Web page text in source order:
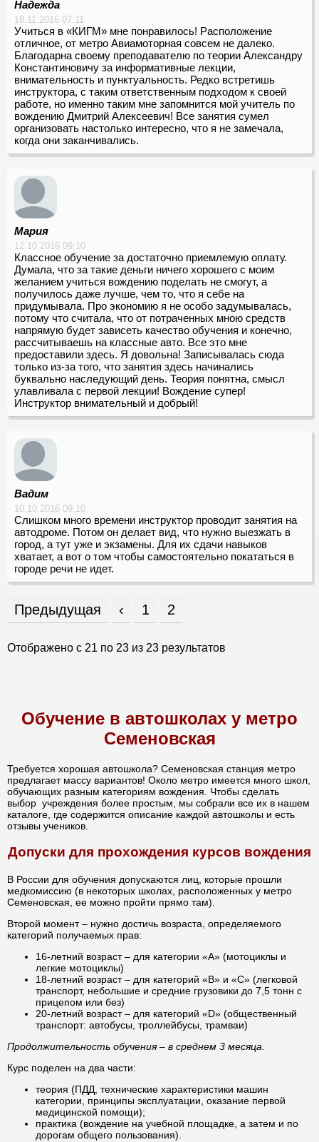
Надежда
18.11.2016 07:11
Учиться в «КИГМ» мне понравилось! Расположение
отличное, от метро Авиамоторная совсем не далеко.
Благодарна своему преподавателю по теории Александру
Константиновичу за информативные лекции,
внимательность и пунктуальность. Редко встретишь
инструктора, с таким ответственным подходом к своей
работе, но именно таким мне запомнится мой учитель по
вождению Дмитрий Алексеевич! Все занятия сумел
организовать настолько интересно, что я не замечала,
когда они заканчивались.
Мария
12.10.2016 09:10
Классное обучение за достаточно приемлемую оплату.
Думала, что за такие деньги ничего хорошего с моим
желанием учиться вождению поделать не смогут, а
получилось даже лучше, чем то, что я себе на
придумывала. Про экономию я не особо задумывалась,
потому что считала, что от потраченных мною средств
напрямую будет зависеть качество обучения и конечно,
рассчитываешь на классные авто. Все это мне
предоставили здесь. Я довольна! Записывалась сюда
только из-за того, что занятия здесь начинались
буквально наследующий день. Теория понятна, смысл
улавливала с первой лекции! Вождение супер!
Инструктор внимательный и добрый!
Вадим
10.10.2016 09:10
Слишком много времени инструктор проводит занятия на
автодроме. Потом он делает вид, что нужно выезжать в
город, а тут уже и экзамены. Для их сдачи навыков
хватает, а вот о том чтобы самостоятельно покататься в
городе речи не идет.
Предыдущая ‹ 1 2
Отображено с 21 по 23 из 23 результатов
Обучение в автошколах у метро
Семеновская
Требуется хорошая автошкола? Семеновская станция метро
предлагает массу вариантов! Около метро имеется много школ,
обучающих разным категориям вождения. Чтобы сделать
выбор учреждения более простым, мы собрали все их в нашем
каталоге, где содержится описание каждой автошколы и есть
отзывы учеников.
Допуски для прохождения курсов вождения
В России для обучения допускаются лиц, которые прошли
медкомиссию (в некоторых школах, расположенных у метро
Семеновская, ее можно пройти прямо там).
Второй момент – нужно достичь возраста, определяемого
категорий получаемых прав:
16-летний возраст – для категории «A» (мотоциклы и
легкие мотоциклы)
18-летний возраст – для категорий «B» и «C» (легковой
транспорт, небольшие и средние грузовики до 7,5 тонн с
прицепом или без)
20-летний возраст – для категорий «D» (общественный
транспорт: автобусы, троллейбусы, трамваи)
Продолжительность обучения – в среднем 3 месяца.
Курс поделен на два части:
теория (ПДД, технические характеристики машин
категории, принципы эксплуатации, оказание первой
медицинской помощи);
практика (вождение на учебной площадке, а затем и по
дорогам общего пользования).